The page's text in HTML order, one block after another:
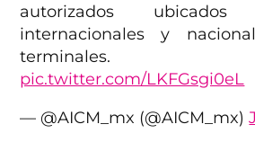
autorizados
internacionales y
pic.twitter.com/LKFGsgi0eL
— @AICM_mx (@AICM_mx)